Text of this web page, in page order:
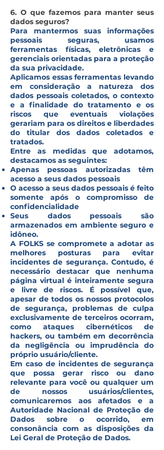
6. O que fazemos para manter seus
dados seguros?
Para mantermos suas informações
pessoais seguras, usamos
ferramentas físicas, eletrônicas e
gerenciais orientadas para a proteção
da sua privacidade.
Aplicamos essas ferramentas levando
em consideração a natureza dos
dados pessoais coletados, o contexto
e a finalidade do tratamento e os
riscos que eventuais violações
gerariam para os direitos e liberdades
do titular dos dados coletados e
tratados.
Entre as medidas que adotamos,
destacamos as seguintes:
Apenas pessoas autorizadas têm
acesso a seus dados pessoais
O acesso a seus dados pessoais é feito
somente após o compromisso de
confidencialidade
Seus dados pessoais são
armazenados em ambiente seguro e
idôneo.
A FOLKS se compromete a adotar as
melhores posturas para evitar
incidentes de segurança. Contudo, é
necessário destacar que nenhuma
página virtual é inteiramente segura
e livre de riscos. É possível que,
apesar de todos os nossos protocolos
de segurança, problemas de culpa
exclusivamente de terceiros ocorram,
como ataques cibernéticos de
hackers, ou também em decorrência
da negligência ou imprudência do
próprio usuário/cliente.
Em caso de incidentes de segurança
que possa gerar risco ou dano
relevante para você ou qualquer um
de nossos usuários/clientes,
comunicaremos aos afetados e a
Autoridade Nacional de Proteção de
Dados sobre o ocorrido, em
consonância com as disposições da
Lei Geral de Proteção de Dados.